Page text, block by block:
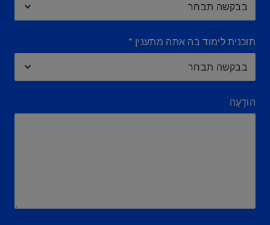
תוכנית לימוד בה אתה מתענין *
הוֹדָעָה